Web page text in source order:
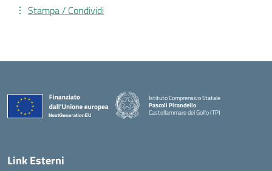
Stampa / Condividi
Istituto Comprensivo Statale
Pascoli Pirandello
Castellammare del Golfo (TP)
Link Esterni